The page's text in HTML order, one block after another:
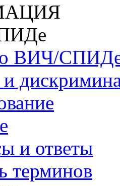
ВИЧ/
и ответы
терминов